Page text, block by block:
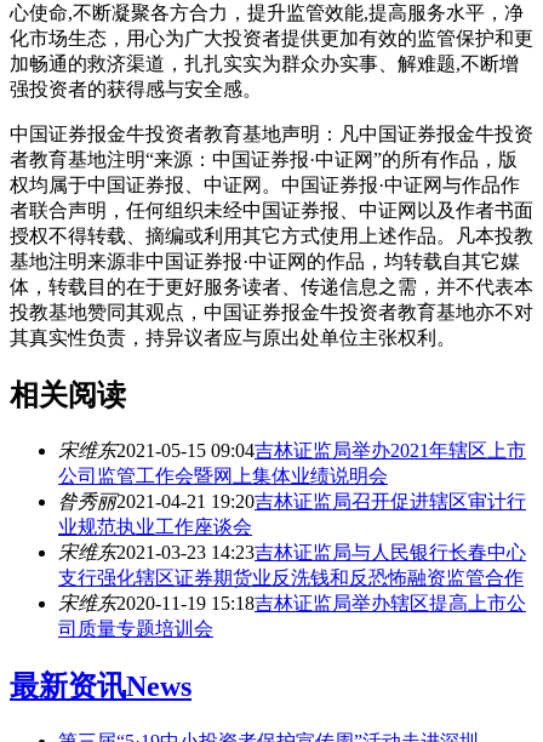
心使命,不断凝聚各方合力，提升监管效能,提高服务水平，净
化市场生态，用心为广大投资者提供更加有效的监管保护和更
加畅通的救济渠道，扎扎实实为群众办实事、解难题,不断增
强投资者的获得感与安全感。
中国证券报金牛投资者教育基地声明：凡中国证券报金牛投资
者教育基地注明“来源：中国证券报·中证网”的所有作品，版
权均属于中国证券报、中证网。中国证券报·中证网与作品作
者联合声明，任何组织未经中国证券报、中证网以及作者书面
授权不得转载、摘编或利用其它方式使用上述作品。凡本投教
基地注明来源非中国证券报·中证网的作品，均转载自其它媒
体，转载目的在于更好服务读者、传递信息之需，并不代表本
投教基地赞同其观点，中国证券报金牛投资者教育基地亦不对
其真实性负责，持异议者应与原出处单位主张权利。
相关阅读
宋维东2021-05-15 09:04吉林证监局举办2021年辖区上市
公司监管工作会暨网上集体业绩说明会
昝秀丽2021-04-21 19:20吉林证监局召开促进辖区审计行
业规范执业工作座谈会
宋维东2021-03-23 14:23吉林证监局与人民银行长春中心
支行强化辖区证券期货业反洗钱和反恐怖融资监管合作
宋维东2020-11-19 15:18吉林证监局举办辖区提高上市公
司质量专题培训会
最新资讯News